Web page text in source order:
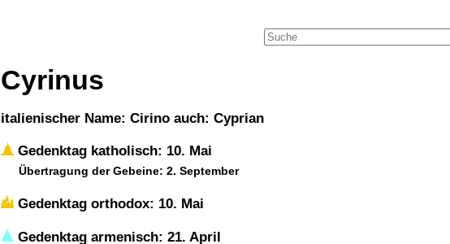
Cyrinus
italienischer Name: Cirino auch: Cyprian
Gedenktag katholisch: 10. Mai
Übertragung der Gebeine: 2. September
Gedenktag orthodox: 10. Mai
Gedenktag armenisch: 21. April